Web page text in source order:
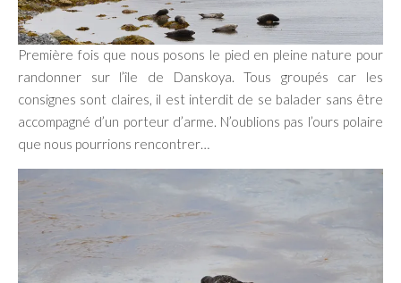
Première fois que nous posons le pied en pleine nature pour
randonner sur l’île de Danskoya. Tous groupés car les
consignes sont claires, il est interdit de se balader sans être
accompagné d’un porteur d’arme. N’oublions pas l’ours polaire
que nous pourrions rencontrer…